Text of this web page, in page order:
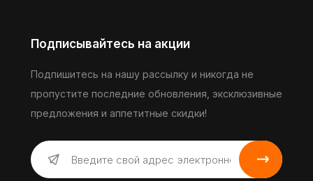
Подписывайтесь на акции
Подпишитесь на нашу рассылку и никогда не
пропустите последние обновления, эксклюзивные
предложения и аппетитные скидки!